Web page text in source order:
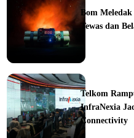
Bom
Tewas dan
Telkom
InfraNexia
Connectivity